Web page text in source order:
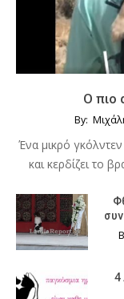
Ο πιο
By:
Ένα μικρό
και κερδίζει το
4